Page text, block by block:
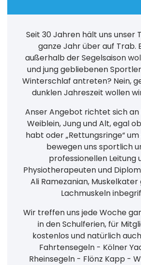
Seit 30 Jahren hält uns unser
ganze Jahr über auf Trab.
außerhalb der Segelsaison
und jung gebliebenen
Winterschlaf antreten? Nein,
dunklen Jahreszeit wollen
Anser Angebot richtet sich an
Weiblein, Jung und Alt, egal
habt oder „Rettungsringe“
bewegen uns sportlich
professionellen Leitung
Physiotherapeuten und
Ali Ramezanian,
Lachmuskeln
Wir treffen uns jede Woche
in den Schulferien, für
kostenlos und natürlich
Fahrtensegeln - Kölner
Rheinsegeln - Flönz Kapp -